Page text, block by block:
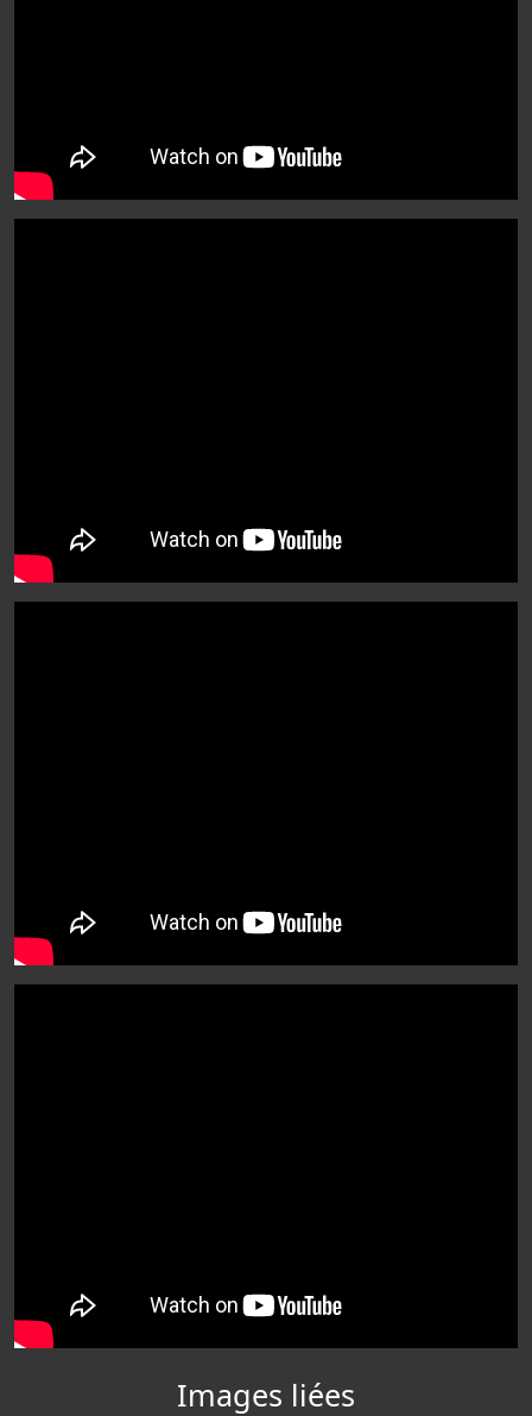
Images liées